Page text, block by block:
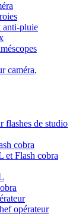
anti-pluie
caméra,
flashes de studio
cobra
et Flash cobra
opérateur